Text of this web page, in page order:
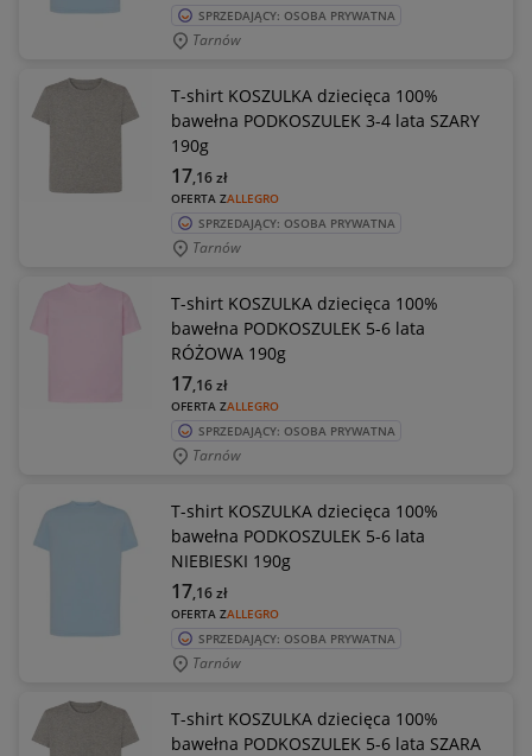
SPRZEDAJĄCY: OSOBA PRYWATNA
Tarnów
T-shirt KOSZULKA dziecięca 100%
bawełna PODKOSZULEK 3-4 lata SZARY
190g
OFERTA ZALLEGRO
17,16zł
SPRZEDAJĄCY: OSOBA PRYWATNA
Tarnów
T-shirt KOSZULKA dziecięca 100%
bawełna PODKOSZULEK 5-6 lata
RÓŻOWA 190g
OFERTA ZALLEGRO
17,16zł
SPRZEDAJĄCY: OSOBA PRYWATNA
Tarnów
T-shirt KOSZULKA dziecięca 100%
bawełna PODKOSZULEK 5-6 lata
NIEBIESKI 190g
OFERTA ZALLEGRO
17,16zł
SPRZEDAJĄCY: OSOBA PRYWATNA
Tarnów
T-shirt KOSZULKA dziecięca 100%
bawełna PODKOSZULEK 5-6 lata SZARA